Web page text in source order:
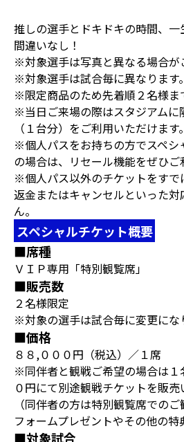
推しの選手とドキドキの時間、一
間違いなし！
※対象選手は写真と異なる場合が
※対象選手は試合毎に異なります。
※限定商品のため先着順２名様ま
※当日ご来場の際はスタジアムに
（１台分）をご利用いただけます。
※個人パスをお持ちの方でスペシ
の場合は、リセール機能をぜひご
※個人パス以外のチケットをすで
返金またはキャンセルといった
ん。
スペシャルチケット概要
■席種
ＶＩＰ専用「特別観覧席」
■販売数
２名様限定
※対象の選手は試合毎に変更にな
■価格
８８,０００円（税込）／１席
※同伴者と観戦ご希望の場合は１
０円にて別途観戦チケットを販売
（同伴者の方は特別観覧席での
フォームプレゼントやその他の特
■対象試合